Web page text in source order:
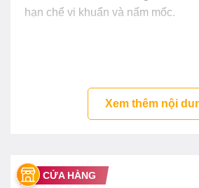
hạn chế vi khuẩn và nấm mốc.
Xem thêm nội
CỬA HÀNG